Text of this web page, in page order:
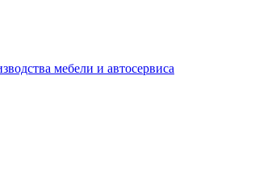
мебели и автосервиса